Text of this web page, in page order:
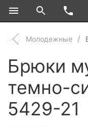
Молодежные
Брюки
темно-
5429-21